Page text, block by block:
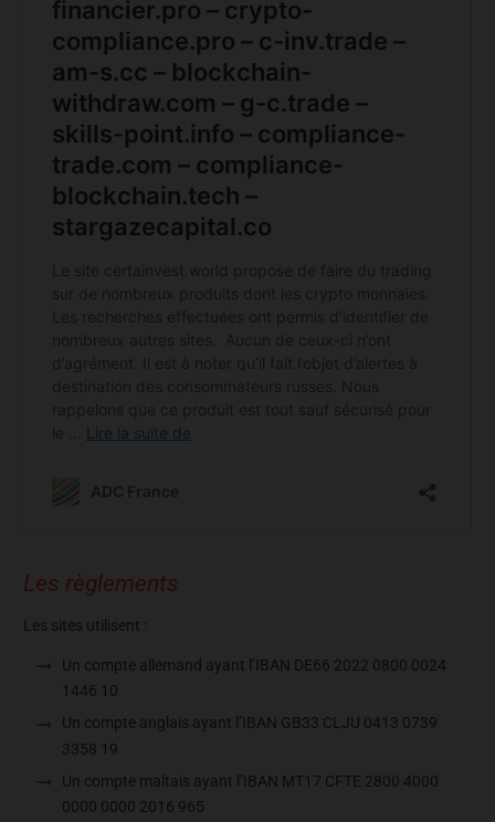
Les règlements
Les sites utilisent :
Un compte allemand ayant l’IBAN DE66 2022 0800 0024
1446 10
Un compte anglais ayant l’IBAN GB33 CLJU 0413 0739
3358 19
Un compte maltais ayant l’IBAN MT17 CFTE 2800 4000
0000 0000 2016 965